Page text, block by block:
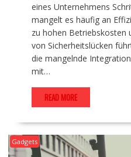
eines Unternehmens
mangelt es häufig an
zu hohen Betriebskosten
von Sicherheitslücken
die mangelnde
mit…
READ MORE
Gadgets